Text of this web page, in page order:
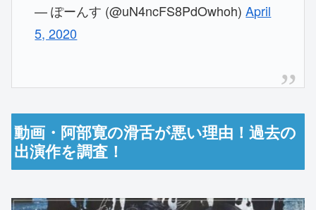
— ぽーんす (@uN4ncFS8PdOwhoh)April
5, 2020
動画・阿部寛の滑舌が悪い理由！過去の
出演作を調査！